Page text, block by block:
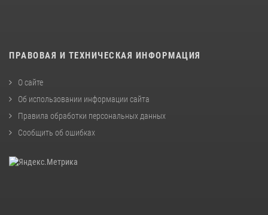
ПРАВОВАЯ И ТЕХНИЧЕСКАЯ ИНФОРМАЦИЯ
О сайте
Об использовании информации сайта
Правила обработки персональных данных
Сообщить об ошибках